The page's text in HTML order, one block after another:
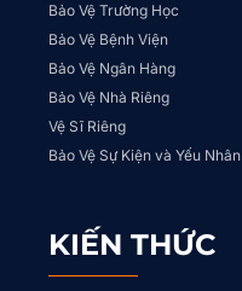
Bảo Vệ Trường Học
Bảo Vệ Bệnh Viện
Bảo Vệ Ngân Hàng
Bảo Vệ Nhà Riêng
Vệ Sĩ Riêng
Bảo Vệ Sự Kiện và Yếu Nhân
KIẾN THỨC